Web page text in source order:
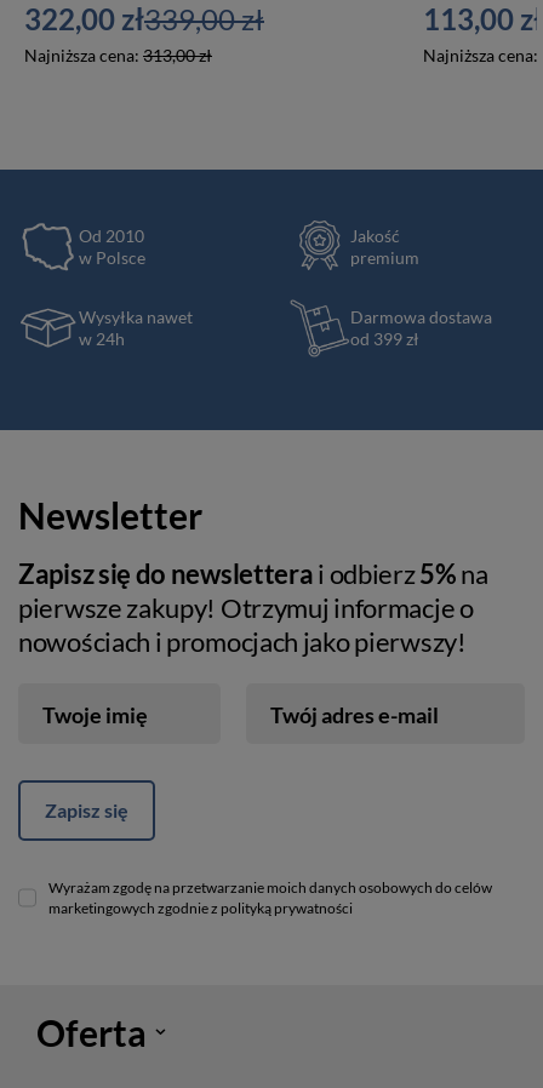
322,00 zł
Najniższa cena: 313,00 zł
339,00 zł 113,00 zł
Najniższa cena:
Od 2010
w Polsce
Jakość
premium
Wysyłka nawet
w 24h
Darmowa dostawa
od 399 zł
Newsletter
Zapisz się do newsletterai odbierz5%na
pierwsze zakupy! Otrzymuj informacje o
nowościach i promocjach jako pierwszy!
Twoje imię Twój adres e-mail
Zapisz się
Wyrażam zgodę na przetwarzanie moich danych osobowych do celów
marketingowych zgodnie z polityką prywatności
Oferta